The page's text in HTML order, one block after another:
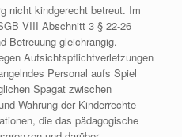
nicht kindgerecht betreut. Im
VIII Abschnitt 3 § 22-26
Betreuung gleichrangig.
Aufsichtspflichtverletzungen
Personal aufs Spiel
Spagat zwischen
Wahrung der Kinderrechte
die das pädagogische